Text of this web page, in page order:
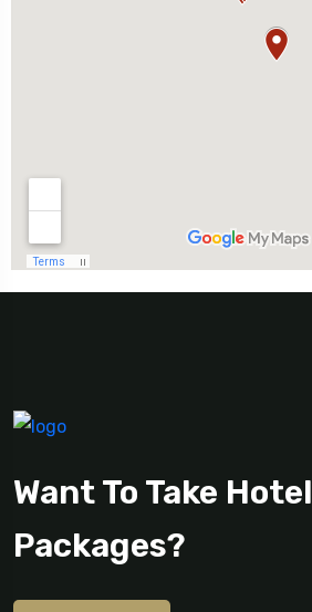
Want To Take Hotel
Packages?